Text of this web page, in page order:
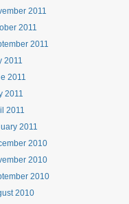
2011
2011
2011
2011
2011
2011
2011
2011
2010
2010
2010
2010